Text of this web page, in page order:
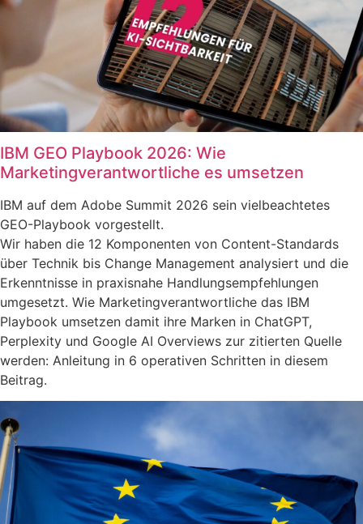
IBM GEO Playbook 2026: Wie
Marketingverantwortliche es umsetzen
IBM auf dem Adobe Summit 2026 sein vielbeachtetes
GEO-Playbook vorgestellt.
Wir haben die 12 Komponenten von Content-Standards
über Technik bis Change Management analysiert und die
Erkenntnisse in praxisnahe Handlungsempfehlungen
umgesetzt. Wie Marketingverantwortliche das IBM
Playbook umsetzen damit ihre Marken in ChatGPT,
Perplexity und Google AI Overviews zur zitierten Quelle
werden: Anleitung in 6 operativen Schritten in diesem
Beitrag.